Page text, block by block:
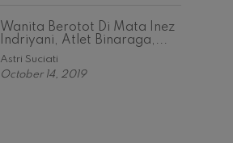
Wanita Berotot Di Mata Inez
Indriyani, Atlet Binaraga,...
Astri Suciati
October 14, 2019